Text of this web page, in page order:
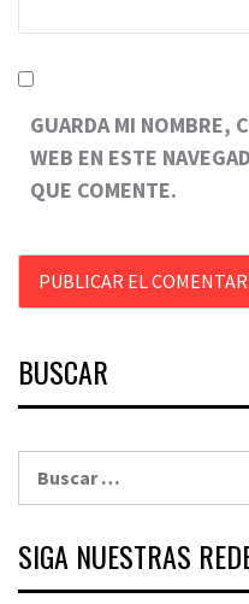
GUARDA MI NOMBRE,
WEB EN ESTE
QUE COMENTE.
BUSCAR
SIGA NUESTRAS